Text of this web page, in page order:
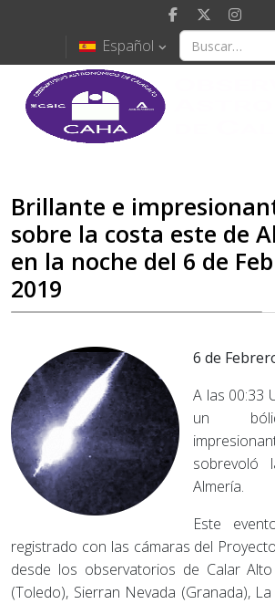
Español
Brillante e
sobre la costa este de
en la noche del 6 de
2019
6 de
A las 00:33
un
sobrevoló
Almería.
Este
registrado con las cámaras del
desde los observatorios de Calar
(Toledo), Sierran Nevada (Granada),